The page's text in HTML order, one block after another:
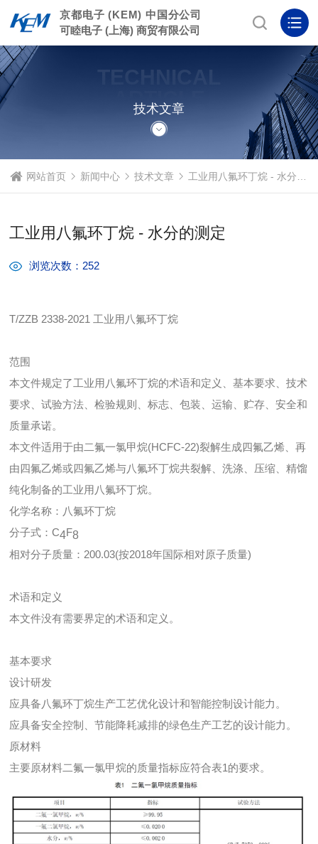
京都电子 (KEM) 中国分公司
可睦电子 (上海) 商贸有限公司
ARTICLE
技术文章
网站首页 新闻中心 技术文章 工业用八氟环丁烷 - 水分的测定
工业用八氟环丁烷 - 水分的测定
浏览次数：252
T/ZZB 2338-2021 工业用八氟环丁烷
范围
本文件规定了工业用八氟环丁烷的术语和定义、基本要求、技术
要求、试验方法、检验规则、标志、包装、运输、贮存、安全和
质量承诺。
本文件适用于由二氟一氯甲烷(HCFC-22)裂解生成四氟乙烯、再
由四氟乙烯或四氟乙烯与八氟环丁烷共裂解、洗涤、压缩、精馏
纯化制备的工业用八氟环丁烷。
化学名称：八氟环丁烷
分子式：C4F8
相对分子质量：200.03(按2018年国际相对原子质量)
术语和定义
本文件没有需要界定的术语和定义。
基本要求
设计研发
应具备八氟环丁烷生产工艺优化设计和智能控制设计能力。
应具备安全控制、节能降耗减排的绿色生产工艺的设计能力。
原材料
主要原材料二氟一氯甲烷的质量指标应符合表1的要求。